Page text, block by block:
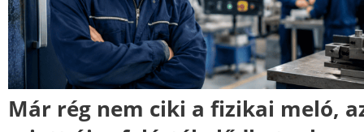
Már rég nem ciki a fizikai meló,